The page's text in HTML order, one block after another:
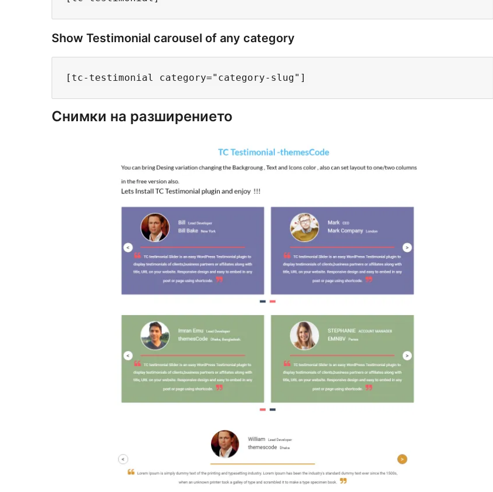
Show Testimonial carousel of any category
Снимки на разширението